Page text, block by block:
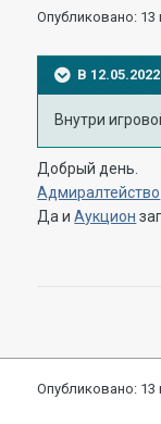
Опубликовано: 13
В
Внутри
Добрый день.
Адмиралтейство
Да иАукцион
Опубликовано: 13